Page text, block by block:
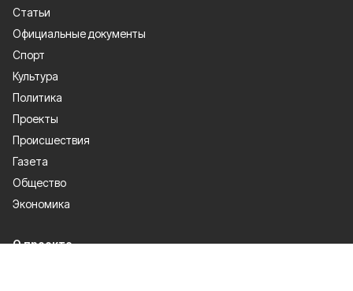
Статьи
Официальные документы
Спорт
Культура
Политика
Проекты
Происшествия
Газета
Общество
Экономика
О проекте